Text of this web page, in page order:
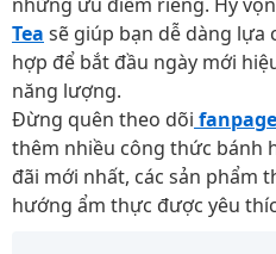
Tea sẽ giúp bạn dễ dàng lựa
hợp để bắt đầu ngày mới
năng lượng.
Đừng quên theo dõi
thêm nhiều công thức bánh
đãi mới nhất, các sản phẩm
hướng ẩm thực được yêu